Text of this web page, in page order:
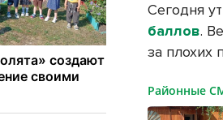
Сегодня
баллов.
за плохих
Районные